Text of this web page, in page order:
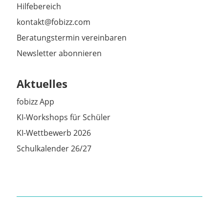
Hilfebereich
kontakt@fobizz.com
Beratungstermin vereinbaren
Newsletter abonnieren
Aktuelles
fobizz App
KI-Workshops für Schüler
KI-Wettbewerb 2026
Schulkalender 26/27